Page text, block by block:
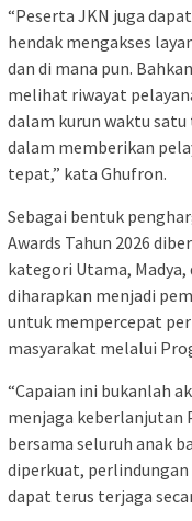
“Peserta JKN juga
hendak mengakses
dan di mana pun.
melihat riwayat
dalam kurun waktu
dalam memberikan
tepat,” kata Ghufron.
Sebagai bentuk
Awards Tahun 2026
kategori Utama,
diharapkan menjadi
untuk mempercepat
masyarakat melalui
“Capaian ini bukanlah
menjaga keberlanjutan
bersama seluruh anak
diperkuat,
dapat terus terjaga